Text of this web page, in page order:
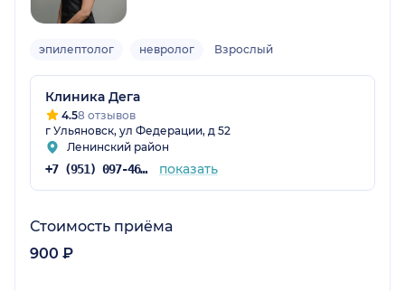
эпилептолог невролог Взрослый
Клиника Дега
4.58 отзывов
г Ульяновск, ул Федерации, д 52
Ленинский район
+7 (951) 097-46-47 показать
Стоимость приёма
900 ₽